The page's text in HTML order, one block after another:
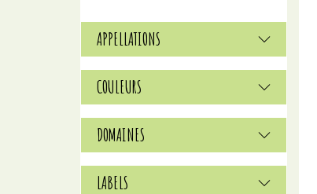
APPELLATIONS
COULEURS
DOMAINES
LABELS